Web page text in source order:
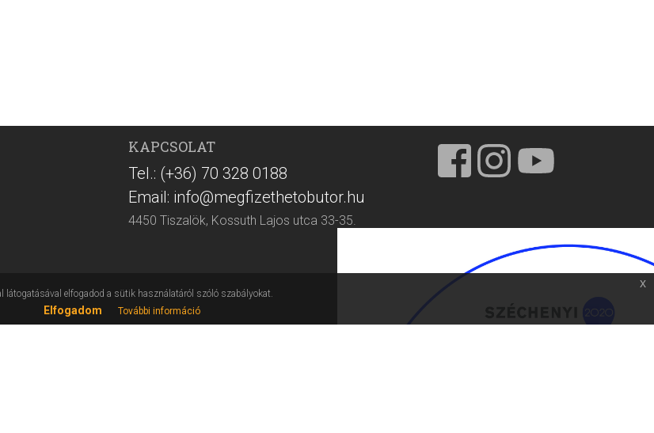
látogatásával elfogadod a sütik használatáról szóló szabályokat.
Elfogadom További információ
x
KAPCSOLAT
Tel.: (+36) 70 328 0188
Email: info@megfizethetobutor.hu
4450 Tiszalök, Kossuth Lajos utca 33-35.